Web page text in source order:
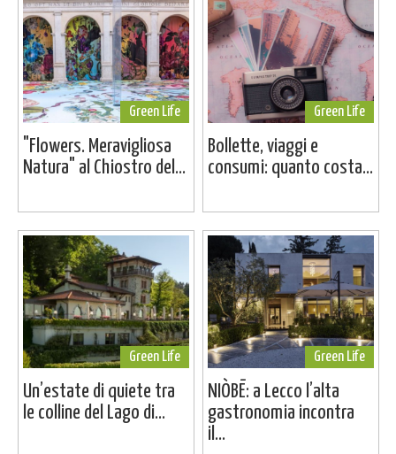
Green Life
"Flowers. Meravigliosa
Natura" al Chiostro del...
Green Life
Bollette, viaggi e
consumi: quanto costa...
Green Life
Un’estate di quiete tra
le colline del Lago di...
Green Life
NIÒBĒ: a Lecco l’alta
gastronomia incontra
il...